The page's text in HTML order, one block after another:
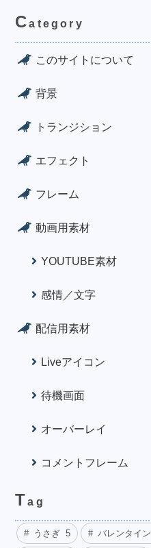
Category
このサイトについて
背景
トランジション
エフェクト
フレーム
動画用素材
YOUTUBE素材
感情／文字
配信用素材
Liveアイコン
待機画面
オーバーレイ
コメントフレーム
Tag
うさぎ 5 バレンタイン